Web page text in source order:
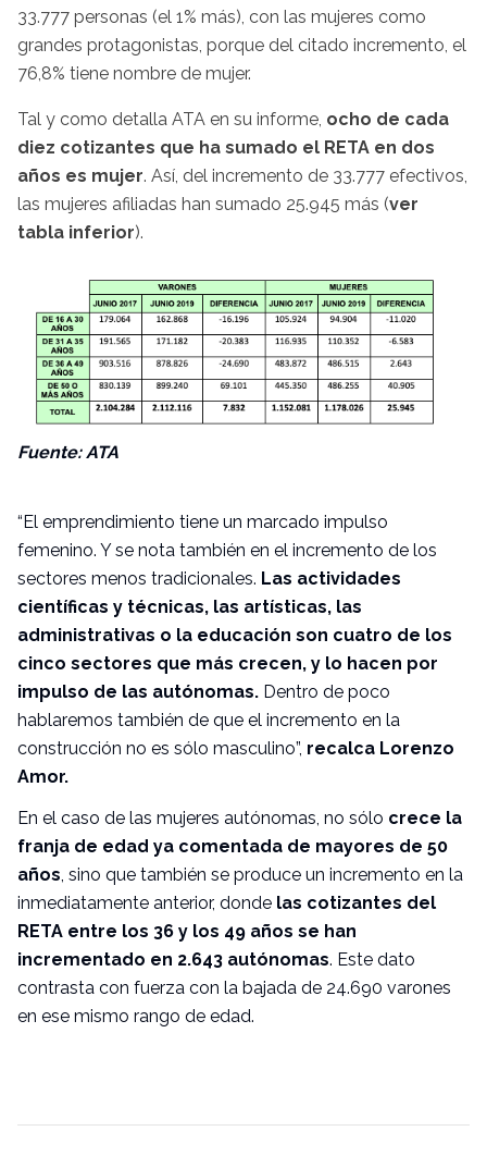
33.777 personas (el 1% más), con las mujeres como
grandes protagonistas, porque del citado incremento, el
76,8% tiene nombre de mujer.
Tal y como detalla ATA en su informe, ocho de cada
diez cotizantes que ha sumado el RETA en dos
años es mujer. Así, del incremento de 33.777 efectivos,
las mujeres afiliadas han sumado 25.945 más (ver
tabla inferior).
Fuente: ATA
“El emprendimiento tiene un marcado impulso
femenino. Y se nota también en el incremento de los
sectores menos tradicionales. Las actividades
científicas y técnicas, las artísticas, las
administrativas o la educación son cuatro de los
cinco sectores que más crecen, y lo hacen por
impulso de las autónomas. Dentro de poco
hablaremos también de que el incremento en la
construcción no es sólo masculino”, recalca Lorenzo
Amor.
En el caso de las mujeres autónomas, no sólo crece la
franja de edad ya comentada de mayores de 50
años, sino que también se produce un incremento en la
inmediatamente anterior, donde las cotizantes del
RETA entre los 36 y los 49 años se han
incrementado en 2.643 autónomas. Este dato
contrasta con fuerza con la bajada de 24.690 varones
en ese mismo rango de edad.